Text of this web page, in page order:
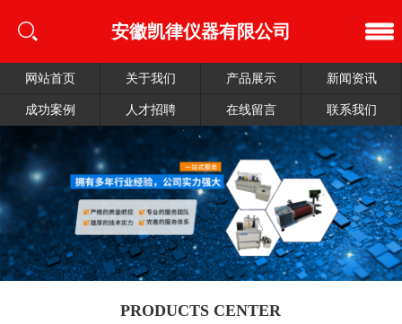
安徽凯律仪器有限公司
网站首页 关于我们 产品展示 新闻资讯
成功案例 人才招聘 在线留言 联系我们
PRODUCTS CENTER